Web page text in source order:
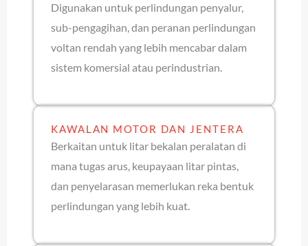
Digunakan untuk perlindungan penyalur,
sub-pengagihan, dan peranan perlindungan
voltan rendah yang lebih mencabar dalam
sistem komersial atau perindustrian.
KAWALAN MOTOR DAN JENTERA
Berkaitan untuk litar bekalan peralatan di
mana tugas arus, keupayaan litar pintas,
dan penyelarasan memerlukan reka bentuk
perlindungan yang lebih kuat.